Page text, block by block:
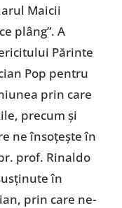
Maicii
plâng”. A
Părinte
Pop pentru
prin care
precum și
ne însoțește în
prof. Rinaldo
în
prin care ne-